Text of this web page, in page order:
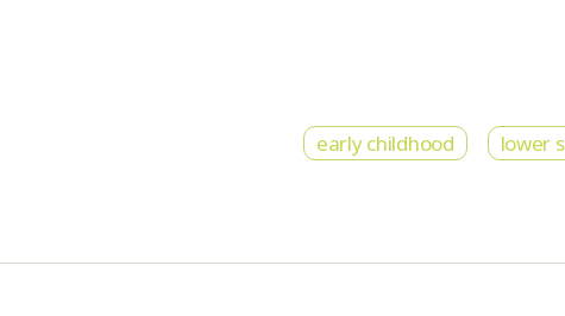
early childhood lower